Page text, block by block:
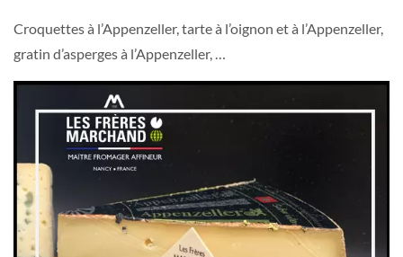
Croquettes à l’Appenzeller, tarte à l’oignon et à l’Appenzeller,
gratin d’asperges à l’Appenzeller, …